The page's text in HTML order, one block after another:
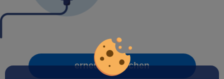
erneut versuchen